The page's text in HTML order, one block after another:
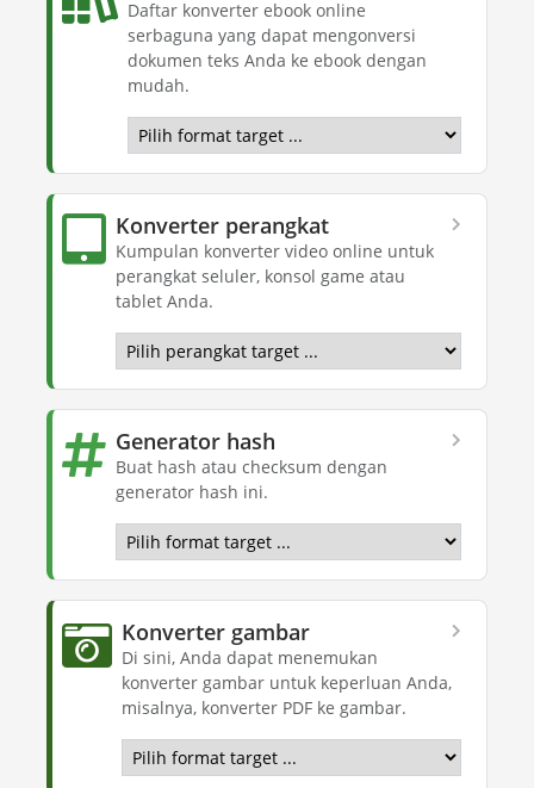
Daftar konverter ebook online
serbaguna yang dapat mengonversi
dokumen teks Anda ke ebook dengan
mudah.
Konverter perangkat
Kumpulan konverter video online untuk
perangkat seluler, konsol game atau
tablet Anda.
Generator hash
Buat hash atau checksum dengan
generator hash ini.
Konverter gambar
Di sini, Anda dapat menemukan
konverter gambar untuk keperluan Anda,
misalnya, konverter PDF ke gambar.